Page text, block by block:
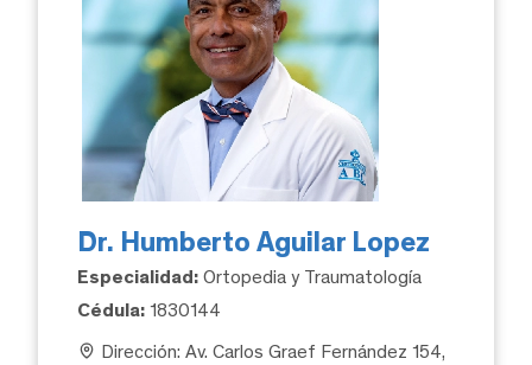
Dr. Humberto Aguilar Lopez
Especialidad: Ortopedia y Traumatología
Cédula: 1830144
Dirección: Av. Carlos Graef Fernández 154,